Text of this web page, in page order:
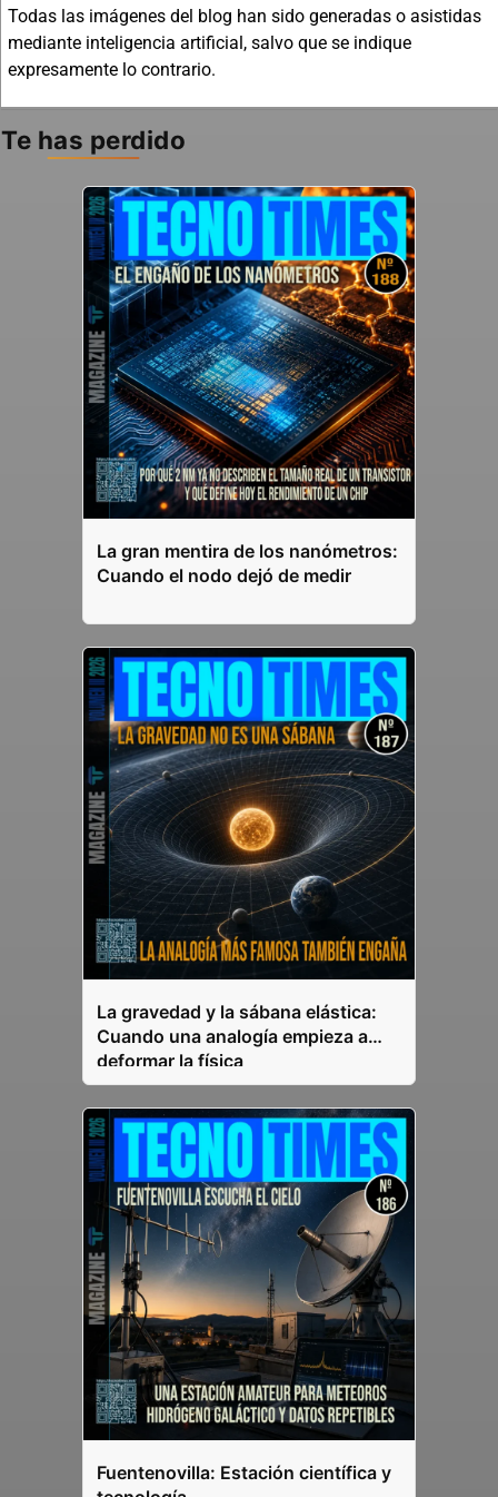
Todas las imágenes del blog han sido generadas o asistidas
mediante inteligencia artificial, salvo que se indique
expresamente lo contrario.
Te has perdido
La gran mentira de los nanómetros:
Cuando el nodo dejó de medir
La gravedad y la sábana elástica:
Cuando una analogía empieza a
deformar la física
Fuentenovilla: Estación científica y